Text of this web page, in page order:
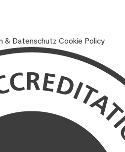
& Datenschutz Cookie Policy